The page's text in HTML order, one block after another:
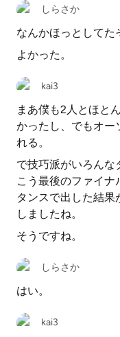
しらさか
なんかほっとしてた
よかった。
kai3
まあ僕も2人とほと
かったし、でもオー
れる。
で技巧派がいろんな
こう最後のファイナ
タンスで出した結
しましたね。
そうですね。
しらさか
はい。
kai3